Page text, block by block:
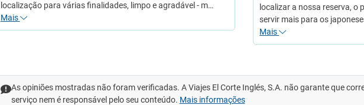
localização para várias finalidades, limpo e agradável - m…
Mais
localizar a nossa reserva, o
servir mais para os
Mais
As opiniões mostradas não foram verificadas. A Viajes El Corte Inglés, S.A. não garante que
serviço nem é responsável pelo seu conteúdo. Mais informações